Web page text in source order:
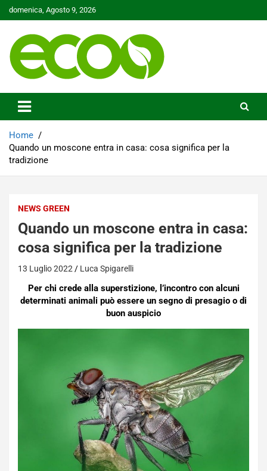
Skip
to
domenica, Agosto 9, 2026
Ecoo.it
Home
Quando un moscone entra in casa: cosa significa per la
tradizione
NEWS GREEN
Quando un moscone entra in casa:
cosa significa per la tradizione
13 Luglio 2022 Luca Spigarelli
Per chi crede alla superstizione, l’incontro con alcuni
determinati animali può essere un segno di presagio o di
buon auspicio